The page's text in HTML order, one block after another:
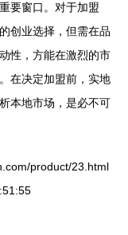
要窗口。对于加盟
创业选择，但需在品
性，方能在激烈的市
在决定加盟前，实地
本地市场，是必不可
product/23.html